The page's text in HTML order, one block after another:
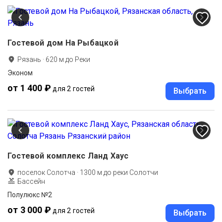
Гостевой дом На Рыбацкой
Рязань · 620 м до Реки
Эконом
от 1 400 ₽ для 2 гостей Выбрать
Гостевой комплекс Ланд Хаус
поселок Солотча · 1300 м до реки Солотчи
Бассейн
Полулюкс №2
от 3 000 ₽ для 2 гостей Выбрать